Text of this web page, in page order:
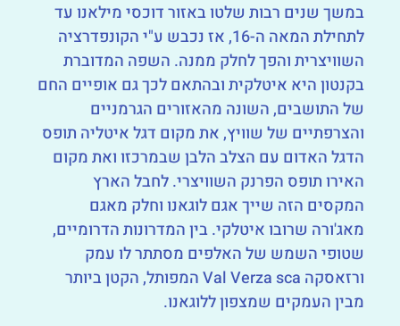
במשך שנים רבות שלטו באזור דוכסי מילאנו עד
לתחילת המאה ה-16, אז נכבש ע"י הקונפדרציה
השוויצרית והפך לחלק ממנה. השפה המדוברת
בקנטון היא איטלקית ובהתאם לכך גם אופיים החם
של התושבים, השונה מהאזורים הגרמניים
והצרפתיים של שוויץ, את מקום דגל איטליה תופס
הדגל האדום עם הצלב הלבן שבמרכזו ואת מקום
האירו תופס הפרנק השוויצרי. לחבל הארץ
המקסים הזה שייך אגם לוגאנו וחלק מאגם
מאג'ורה שרובו איטלקי. בין המדרונות הדרומיים,
שטופי השמש של האלפים מסתתר לו עמק
ורזאסקה Val Verza sca המפותל, הקטן ביותר
מבין העמקים שמצפון ללוגאנו.